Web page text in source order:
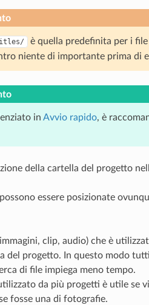
è quella predefinita per i
niente di importante prima di
in Avvio rapido, è
della cartella del progetto
essere posizionate
clip, audio) che è
del progetto. In questo modo
di file impiega meno tempo.
da più progetti è utile se
fosse una di fotografie.